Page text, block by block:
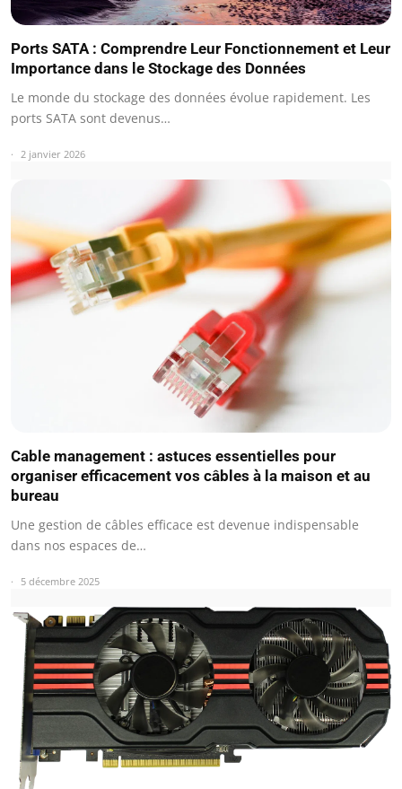
Ports SATA : Comprendre Leur Fonctionnement et Leur
Importance dans le Stockage des Données
Le monde du stockage des données évolue rapidement. Les
ports SATA sont devenus…
2 janvier 2026
Cable management : astuces essentielles pour
organiser efficacement vos câbles à la maison et au
bureau
Une gestion de câbles efficace est devenue indispensable
dans nos espaces de…
5 décembre 2025